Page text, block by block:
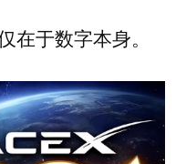
在于数字本身。